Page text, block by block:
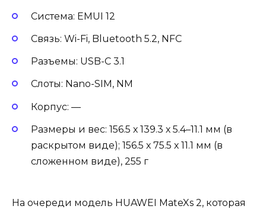
Система: EMUI 12
Связь: Wi-Fi, Bluetooth 5.2, NFC
Разъемы: USB-C 3.1
Слоты: Nano-SIM, NM
Корпус: —
Размеры и вес: 156.5 х 139.3 х 5.4–11.1 мм (в
раскрытом виде); 156.5 х 75.5 х 11.1 мм (в
сложенном виде), 255 г
На очереди модель HUAWEI MateXs 2, которая